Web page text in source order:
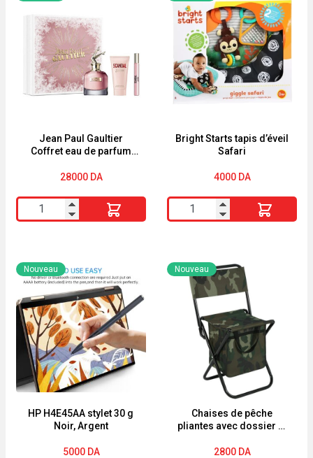
Jean Paul Gaultier
Coffret eau de parfum
28000 DA
quantité
de
Paul
Gaultier
Coffret
eau
de
parfum
'Scandal'
-
Bright Starts tapis d’éveil
Safari
4000 DA
quantité
de
Starts
tapis
d'éveil
HP H4E45AA stylet 30 g
Noir, Argent
Nouveau
5000 DA
Chaises de pêche
pliantes avec dossier et
Nouveau
2800 DA